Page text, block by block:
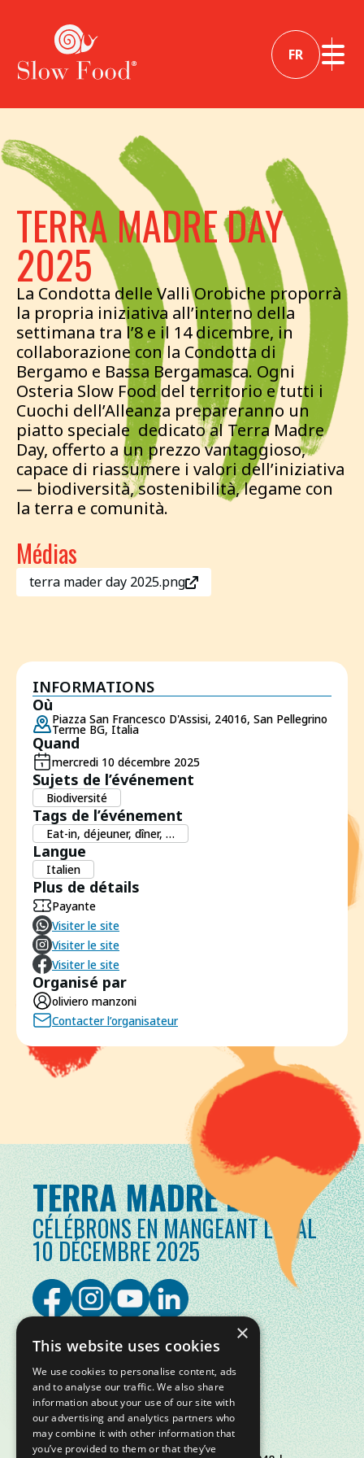
FR
TERRA MADRE DAY
2025
La Condotta delle Valli Orobiche proporrà
la propria iniziativa all’interno della
settimana tra l’8 e il 14 dicembre, in
collaborazione con la Condotta di
Bergamo e Bassa Bergamasca. Ogni
Osteria Slow Food del territorio e tutti i
Cuochi dell’Alleanza prepareranno un
piatto speciale dedicato al Terra Madre
Day, offerto a un prezzo vantaggioso,
capace di riassumere i valori dell’iniziativa
— biodiversità, sostenibilità, legame con
la terra e comunità.
Médias
terra mader day 2025.png
INFORMATIONS
Où
Piazza San Francesco D'Assisi, 24016, San Pellegrino
Terme BG, Italia
Quand
mercredi 10 décembre 2025
Sujets de l’événement
Biodiversité
Tags de l’événement
Eat-in, déjeuner, dîner, …
Langue
Italien
Plus de détails
Payante
Visiter le site
Visiter le site
Visiter le site
Organisé par
oliviero manzoni
Contacter l’organisateur
TERRA MADRE DAY
CÉLÉBRONS EN MANGEANT LOCAL
10 DÉCEMBRE 2025
×
This website uses cookies
We use cookies to personalise content, ads
and to analyse our traffic. We also share
information about your use of our site with
our advertising and analytics partners who
may combine it with other information that
you’ve provided to them or that they’ve